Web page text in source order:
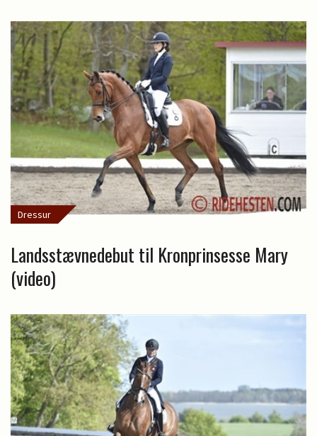
Dressur
Landsstævnedebut til Kronprinsesse Mary
(video)